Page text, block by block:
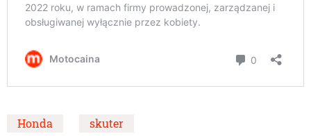
Honda skuter